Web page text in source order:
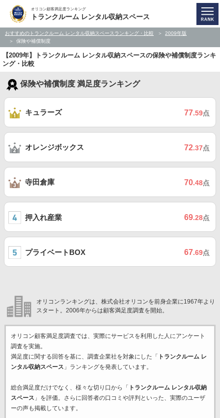
オリコン顧客満足度ランキング
トランクルーム レンタル収納スペース
おすすめのトランクルーム レンタル収納スペースランキング・比較
2009年版
保険や補償制度
【2009年】トランクルーム レンタル収納スペースの保険や補償制度ランキ
ング・比較
保険や補償制度 満足度ランキング
キュラーズ 77.59点
オレンジボックス 72.37点
寺田倉庫 70.48点
押入れ産業 69.28点
プライベートBOX 67.69点
オリコンランキングは、株式会社オリコンを前身企業に1967年より
スタート。2006年からは顧客満足度調査を開始。
オリコン顧客満足度調査では、実際にサービスを利用した 人にアンケート
調査を実施。
満足度に関する回答を基に、調査企業社を対象にした「
トランクルーム レ
ンタル収納スペース 」ランキングを発表しています。
総合満足度だけでなく、様々な切り口から「
トランクルーム レンタル収納
スペース 」を評価。さらに回答者の口コミや評判といった、実際のユーザ
ーの声も掲載しています。